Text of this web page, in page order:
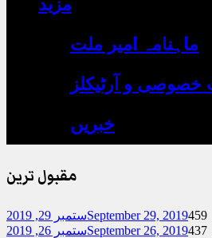
مزید
ماہنامہ امیر ملت
خصوصی و آرٹیکلز
خبریں
مقبول ترین
ستمبر 29, 2019September 29, 2019
ستمبر 26, 2019September 26, 2019